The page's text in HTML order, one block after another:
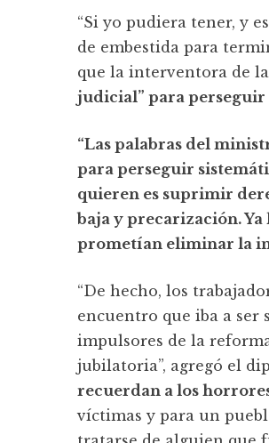
“Si yo pudiera tener, y
de embestida para
que la interventora de
judicial” para perseguir
“Las palabras del
para perseguir
quieren es suprimir
baja y precarización.
prometían eliminar la
“De hecho, los
encuentro que iba a ser
impulsores de la
jubilatoria”, agregó el
recuerdan a los
víctimas y para un